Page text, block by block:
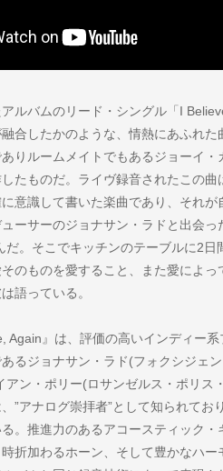
ルバムのリード・シングル「I
合したかのような、情熱にあふれ
りルームメイトでもあるジョーイ
たものだ。ライヴ録音されたこの
意識して書いた楽曲であり、それ
ーサーのジョナサン・ラドと出会っ
だ。そこでキッチンのテーブルに2
のものを愛すること、また愛によ
語っている。
Again』は、評価の高いインディー
るジョナサン・ラド(フォクシジェ
アン・ポリー(ロサンゼルス・ポリス
”アナログ崇拝者”として知られて
。推進力のあるアコースティック
折加わるホーン、そして豊かなハ